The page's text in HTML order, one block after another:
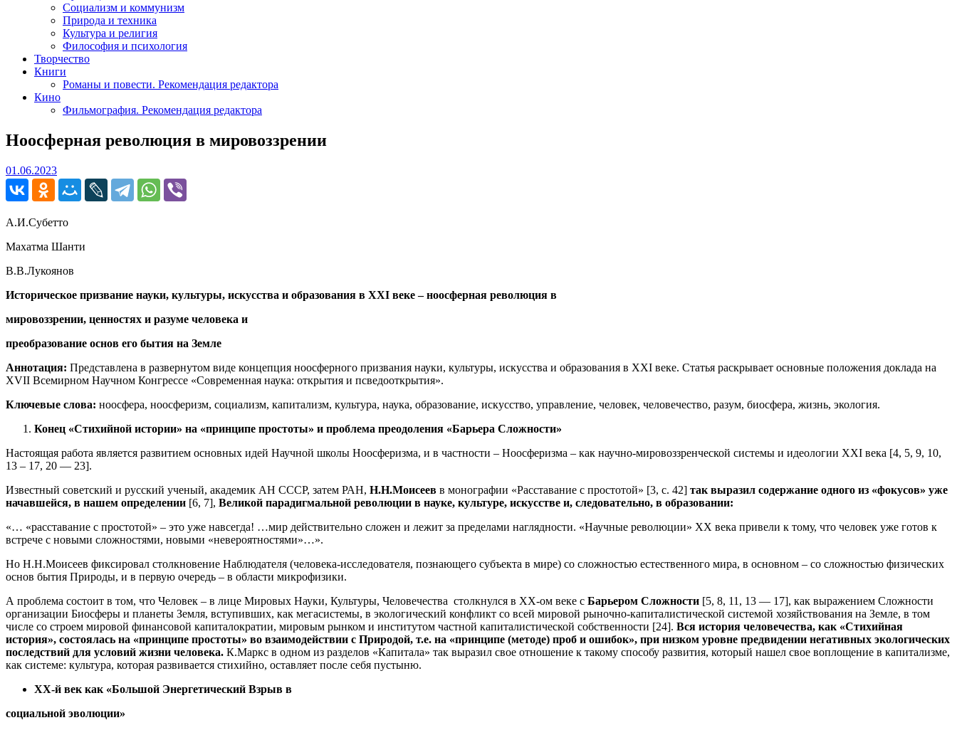
Социализм и коммунизм
Природа и техника
Культура и религия
Философия и психология
Творчество
Книги
Романы и повести. Рекомендация редактора
Кино
Фильмография. Рекомендация редактора
Ноосферная революция в мировоззрении
01.06.202301.06.2023
А.И.Субетто
Махатма Шанти
В.В.Лукоянов
Историческое призвание науки, культуры, искусства и образования в XXI веке – ноосферная революция в
мировоззрении, ценностях и разуме человека и
преобразование основ его бытия на Земле
Аннотация: Представлена в развернутом виде концепция ноосферного призвания науки, культуры, искусства и образования в XXI веке. Статья раскрывает основные положения доклада на
XVII Всемирном Научном Конгрессе «Современная наука: открытия и псведооткрытия».
Ключевые слова: ноосфера, ноосферизм, социализм, капитализм, культура, наука, образование, искусство, управление, человек, человечество, разум, биосфера, жизнь, экология.
Конец «Стихийной истории» на «принципе простоты» и проблема преодоления «Барьера Сложности»
Настоящая работа является развитием основных идей Научной школы Ноосферизма, и в частности – Ноосферизма – как научно-мировоззренческой системы и идеологии XXI века [4, 5, 9, 10,
13 – 17, 20 — 23].
Известный советский и русский ученый, академик АН СССР, затем РАН, Н.Н.Моисеев в монографии «Расставание с простотой» [3, с. 42] так выразил содержание одного из «фокусов» уже
начавшейся, в нашем определении [6, 7], Великой парадигмальной революции в науке, культуре, искусстве и, следовательно, в образовании:
«… «расставание с простотой» – это уже навсегда! …мир действительно сложен и лежит за пределами наглядности. «Научные революции» ХХ века привели к тому, что человек уже готов к
встрече с новыми сложностями, новыми «невероятностями»…».
Но Н.Н.Моисеев фиксировал столкновение Наблюдателя (человека-исследователя, познающего субъекта в мире) со сложностью естественного мира, в основном – со сложностью физических
основ бытия Природы, и в первую очередь – в области микрофизики.
А проблема состоит в том, что Человек – в лице Мировых Науки, Культуры, Человечества столкнулся в ХХ-ом веке с Барьером Сложности [5, 8, 11, 13 — 17], как выражением Сложности
организации Биосферы и планеты Земля, вступивших, как мегасистемы, в экологический конфликт со всей мировой рыночно-капиталистической системой хозяйствования на Земле, в том
числе со строем мировой финансовой капиталократии, мировым рынком и институтом частной капиталистической собственности [24]. Вся история человечества, как «Стихийная
история», состоялась на «принципе простоты» во взаимодействии с Природой, т.е. на «принципе (методе) проб и ошибок», при низком уровне предвидении негативных экологических
последствий для условий жизни человека. К.Маркс в одном из разделов «Капитала» так выразил свое отношение к такому способу развития, который нашел свое воплощение в капитализме,
как системе: культура, которая развивается стихийно, оставляет после себя пустыню.
ХХ-й век как «Большой Энергетический Взрыв в
социальной эволюции»